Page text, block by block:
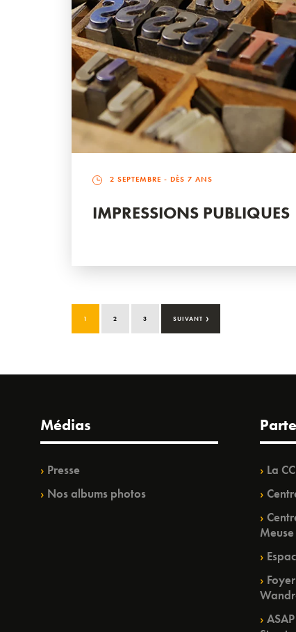
2 SEPTEMBRE - DÈS 7 ANS
IMPRESSIONS PUBLIQUES
1 2 3 SUIVANT ›
Médias
Presse
Nos albums photos
La
Meuse